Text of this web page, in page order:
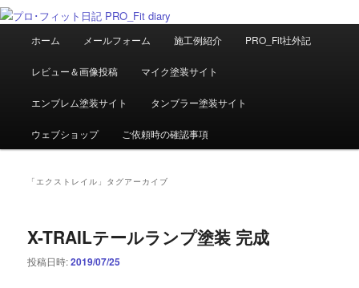
へ
移
ホーム メールフォーム 施工例紹介 PRO_Fit社外記
レビュー＆画像投稿 マイク塗装サイト
エンブレム塗装サイト タンブラー塗装サイト
ウェブショップ ご依頼時の確認事項
「エクストレイル 」タグアーカイブ
X-TRAILテールランプ塗装 完成
投稿日時:2019/07/25